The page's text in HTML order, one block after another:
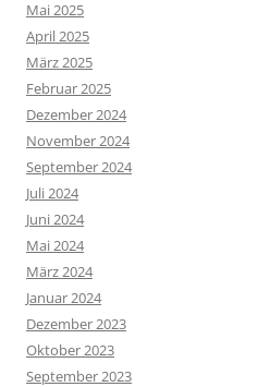
Mai 2025
April 2025
März 2025
Februar 2025
Dezember 2024
November 2024
September 2024
Juli 2024
Juni 2024
Mai 2024
März 2024
Januar 2024
Dezember 2023
Oktober 2023
September 2023